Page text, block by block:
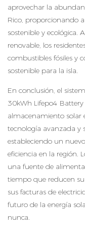
aprovechar la
Rico, proporcionando
sostenible y ecológica.
renovable, los
combustibles fósiles y
sostenible para la isla.
En conclusión, el
30kWh Lifepo4
almacenamiento solar
tecnología avanzada y
estableciendo un
eficiencia en la región.
una fuente de
tiempo que reducen
sus facturas de
futuro de la energía
nunca.